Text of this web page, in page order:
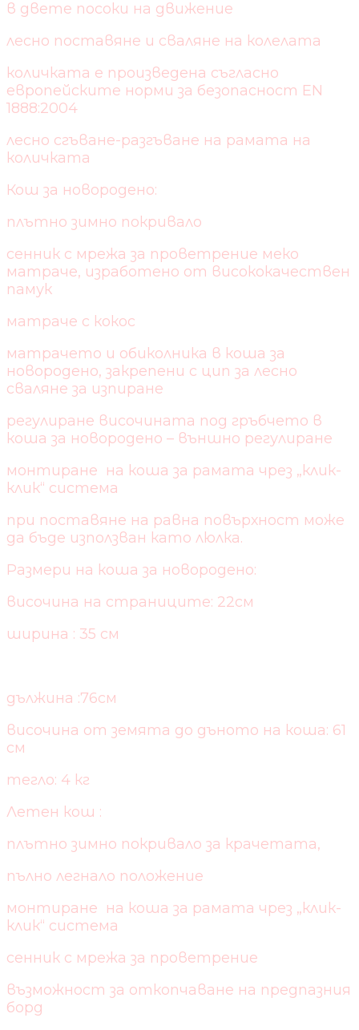
в двете посоки на движение
лесно поставяне и сваляне на колелата
количката е произведена съгласно
европейските норми за безопасност EN
1888:2004
лесно сгъване-разгъване на рамата на
количката
Кош за новородено:
плътно зимно покривало
сенник с мрежа за проветрение меко
матраче, изработено от висококачествен
памук
матраче с кокос
матрачето и обиколника в коша за
новородено, закрепени с цип за лесно
сваляне за изпиране
регулиране височината под гръбчето в
коша за новородено – външно регулиране
монтиране на коша за рамата чрез „клик-
клик“ система
при поставяне на равна повърхност може
да бъде използван като люлка.
Размери на коша за новородено:
височина на страниците: 22см
ширина : 35 см
дължина :76см
височина от земята до дъното на коша: 61
см
тегло: 4 кг
Летен кош :
плътно зимно покривало за крачетата,
пълно легнало положение
монтиране на коша за рамата чрез „клик-
клик“ система
сенник с мрежа за проветрение
възможност за откопчаване на предпазния
борд